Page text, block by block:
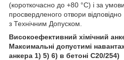
(короткочасно до +80 °C) і за
просвердленого отвори відповідно
з Технічним Допуском.
Високоефективний хімічний
Максимальні допустимі
анкера 1) 5) 6) в бетоні C20/254)